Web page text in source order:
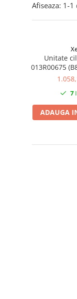
Afiseaza: 1-1
Unitate
013R00675
5945i/5955i)
7
ADAUGA